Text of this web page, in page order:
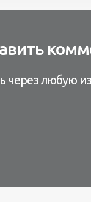
через любую